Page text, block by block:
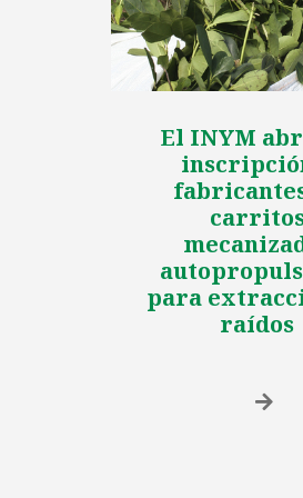
El INYM
para
raídos